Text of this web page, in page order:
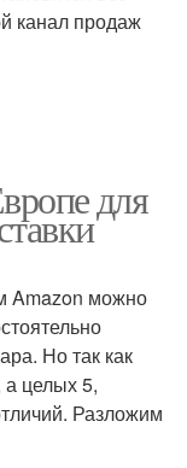
канал продаж
для
Amazon можно
Но так как
целых 5,
Разложим